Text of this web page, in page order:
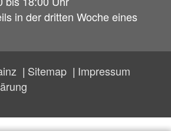
in der dritten Woche eines
Sitemap
Impressum